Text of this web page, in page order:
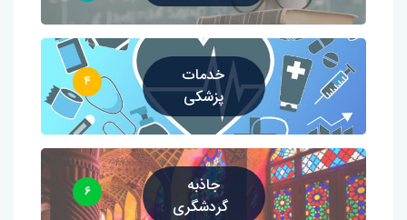
خدمات
پزشکی
۴
جاذبه
گردشگری
۶